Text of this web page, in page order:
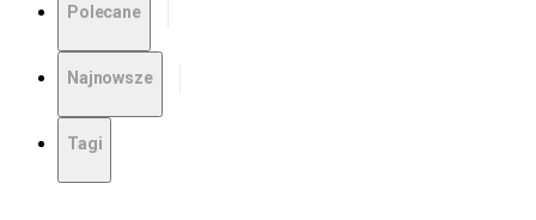
Polecane
Najnowsze
Tagi